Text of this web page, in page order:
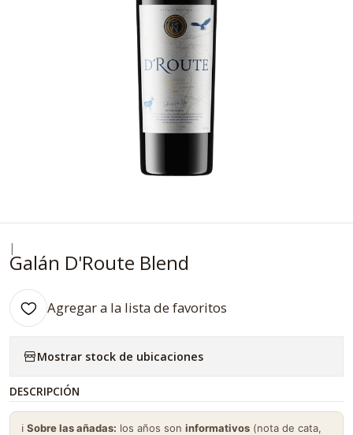
|
Galán D'Route Blend
Agregar a la lista de favoritos
Mostrar stock de ubicaciones
DESCRIPCIÓN
ℹ️ Sobre las añadas: los años son informativos (nota de cata,